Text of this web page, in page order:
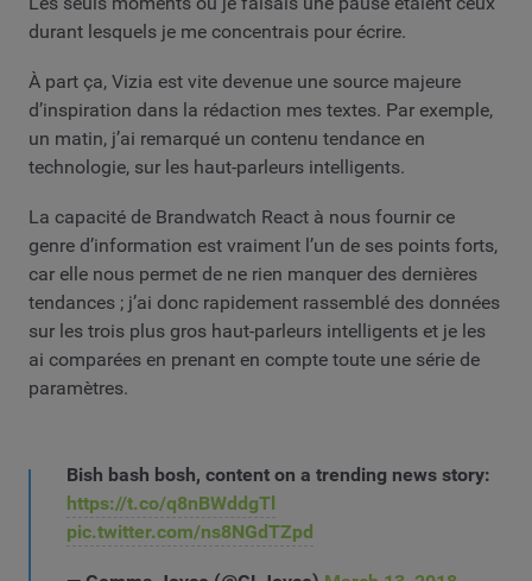
durant lesquels je me concentrais pour écrire.
À part ça, Vizia est vite devenue une source majeure
d’inspiration dans la rédaction mes textes. Par exemple,
un matin, j’ai remarqué un contenu tendance en
technologie, sur les haut-parleurs intelligents.
La capacité de Brandwatch React à nous fournir ce
genre d’information est vraiment l’un de ses points forts,
car elle nous permet de ne rien manquer des dernières
tendances ; j’ai donc rapidement rassemblé des données
sur les trois plus gros haut-parleurs intelligents et je les
ai comparées en prenant en compte toute une série de
paramètres.
Bish bash bosh, content on a trending news story:
https://t.co/q8nBWddgTl
pic.twitter.com/ns8NGdTZpd